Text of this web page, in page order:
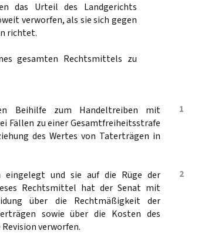
das Urteil des Landgerichts
verworfen, als sie sich gegen
richtet.
gesamten Rechtsmittels zu
1
Beihilfe zum Handeltreiben mit
Fällen zu einer Gesamtfreiheitsstrafe
des Wertes von Taterträgen in
2
eingelegt und sie auf die Rüge der
Rechtsmittel hat der Senat mit
über die Rechtmäßigkeit der
sowie über die Kosten des
verworfen.